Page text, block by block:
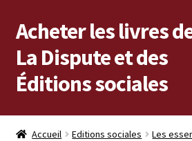
Aller
à
la
navigation
Aller
au
contenu
Acheter les livres
La Dispute et des
Éditions sociales
Les livres en vente
Accueil Editions sociales Les